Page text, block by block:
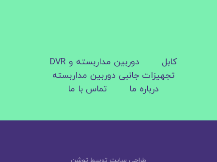
کابل
دوربین مداربسته و DVR
تجهیزات جانبی دوربین مداربسته
درباره ما
تماس با ما